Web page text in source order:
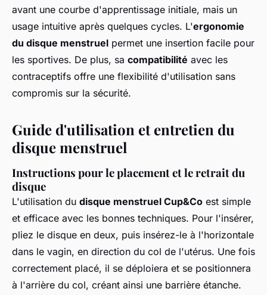
avant une courbe d'apprentissage initiale, mais un
usage intuitive après quelques cycles. L'ergonomie
du disque menstruel permet une insertion facile pour
les sportives. De plus, sa compatibilité avec les
contraceptifs offre une flexibilité d'utilisation sans
compromis sur la sécurité.
Guide d'utilisation et entretien du
disque menstruel
Instructions pour le placement et le retrait du
disque
L'utilisation du disque menstruel Cup&Co est simple
et efficace avec les bonnes techniques. Pour l'insérer,
pliez le disque en deux, puis insérez-le à l'horizontale
dans le vagin, en direction du col de l'utérus. Une fois
correctement placé, il se déploiera et se positionnera
à l'arrière du col, créant ainsi une barrière étanche.